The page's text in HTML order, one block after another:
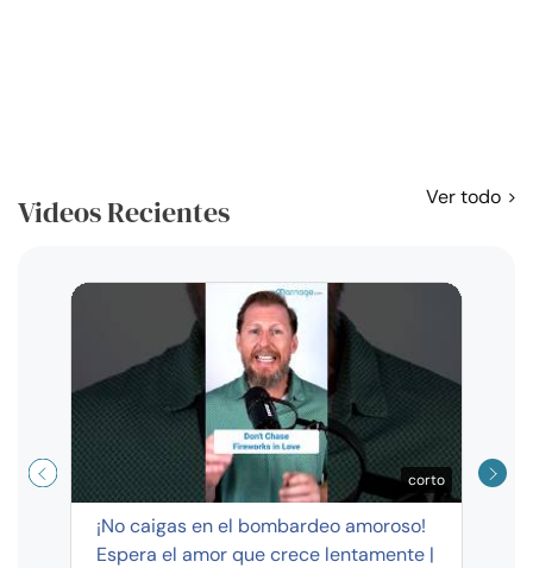
Videos Recientes Ver todo
corto
¡No caigas en el bombardeo amoroso!
Espera el amor que crece lentamente |